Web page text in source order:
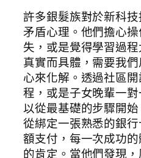
許多銀髮族對於新科
矛盾心理。他們擔心
失，或是覺得學習過
真實而具體，需要我
心來化解。透過社區開
程，或是子女晚輩一
以從最基礎的步驟開
從綁定一張熟悉的銀
額支付，每一次成功
的肯定。當他們發現